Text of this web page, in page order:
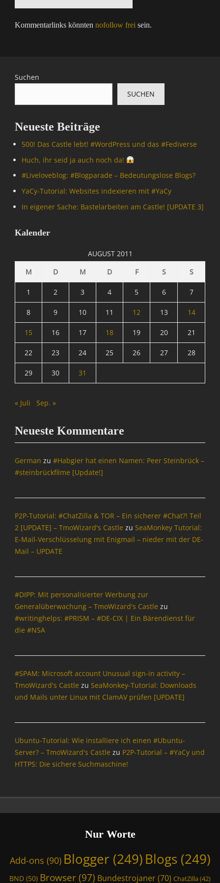
Kommentarlinks könnten nofollow frei sein.
Suchen
SUCHEN
Neueste Beiträge
500! Das Castle lebt! #WordPress und das #Fediverse
Huch, ihr seid ja auch noch da!
#Livelove­blog: #Blogparade – Bedeutungslose Blogs?
YaCy-Tutorial: Websites indexieren mit #YaCy
In eigener Sache: Bastelarbeiten am Castle! [UPDATE 3]
Kalender
AUGUST 2011
M
D M D F S S
1 2 3 4 5 6 7
8 9 10 11 12 13 14
15 16 17 18 19 20 21
22 23 24 25 26 27 28
29 30 31
« Juli Sep. »
Neueste Kommentare
German zu #Habgier hat einen Namen: Peer Steinbrück –
#steinbrückfilme [Update!]
P2P-Tutorial: #ChatZilla & TOR – Ein sicherer #Chat?! Teil
2 [UPDATE] – TmoWizard's Castle zu SeaMonkey Tutorial:
E-Mail-Verschlüsselung mit Enigmail – nieder mit der DE-
Mail – UPDATE
#DIPP: Mit personalisierter Werbung zur
Generalüberwachung – TmoWizard's Castle zu
#writinghelps: #PRISM – #DE-CIX | Ein Bärendienst für
die #NSA
#SPAM: Microsoft account Unusual sign-in activity –
TmoWizard's Castle zu SeaMonkey-Tutorial: Downloads
und Mails unter Linux mit ClamAV prüfen [UPDATE]
Ubuntu-Tutorial: Wie installiere ich einen #Ubuntu-
Server? – TmoWizard's Castle zu P2P-Tutorial – #YaCy und
HTTPS: Die sichere Suchmaschine!
Nur Worte
Add-ons (90) Blogger (249) Blogs(249)
BND (50) Browser (97) Bundestrojaner(70) ChatZilla(42)